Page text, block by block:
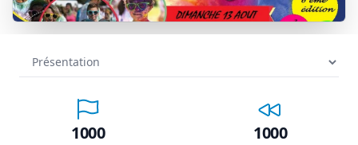
1000 1000